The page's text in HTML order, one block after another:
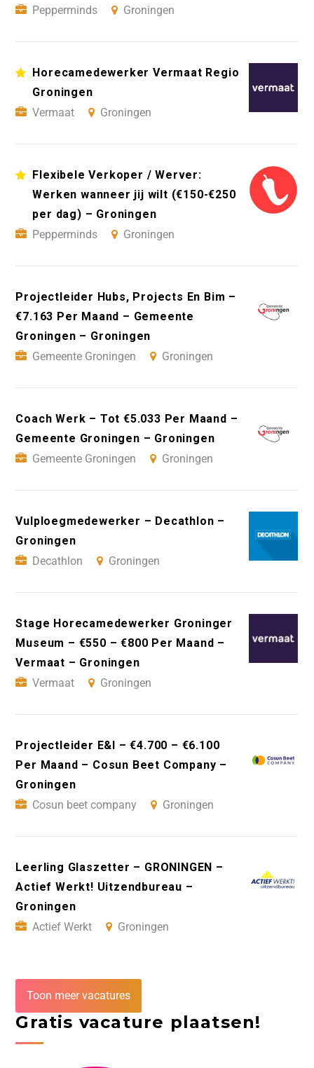
Pepperminds
Groningen
Horecamedewerker Vermaat Regio
Groningen
Vermaat
Groningen
Flexibele Verkoper / Werver:
Werken wanneer jij wilt (€150-€250
per dag) – Groningen
Pepperminds
Groningen
Projectleider Hubs, Projects En Bim –
€7.163 Per Maand – Gemeente
Groningen – Groningen
Gemeente Groningen
Groningen
Coach Werk – Tot €5.033 Per Maand –
Gemeente Groningen – Groningen
Gemeente Groningen
Groningen
Vulploegmedewerker – Decathlon –
Groningen
Decathlon
Groningen
Stage Horecamedewerker Groninger
Museum – €550 – €800 Per Maand –
Vermaat – Groningen
Vermaat
Groningen
Projectleider E&I – €4.700 – €6.100
Per Maand – Cosun Beet Company –
Groningen
Cosun beet company
Groningen
Leerling Glaszetter – GRONINGEN –
Actief Werkt! Uitzendbureau –
Groningen
Actief Werkt
Groningen
Toon meer vacatures
Gratis vacature plaatsen!